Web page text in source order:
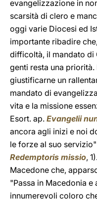
evangelizzazione in
scarsità di clero e
oggi varie Diocesi ed
importante ribadire
difficoltà, il mandato di
genti resta una
giustificarne un
mandato di
vita e la missione
Esort. ap. Evangelii
ancora agli inizi e noi
le forze al suo
Redemptoris missio,
Macedone che,
"Passa in Macedonia e
innumerevoli coloro